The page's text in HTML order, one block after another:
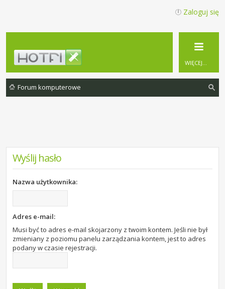
Zaloguj się
WIĘCEJ…
Forum komputerowe
Wyślij hasło
Nazwa użytkownika:
Adres e-mail:
Musi być to adres e-mail skojarzony z twoim kontem. Jeśli nie był
zmieniany z poziomu panelu zarządzania kontem, jest to adres
podany w czasie rejestracji.